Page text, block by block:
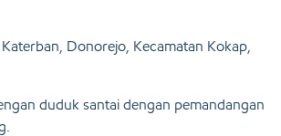
Donorejo, Kecamatan Kokap,
duduk santai dengan pemandangan